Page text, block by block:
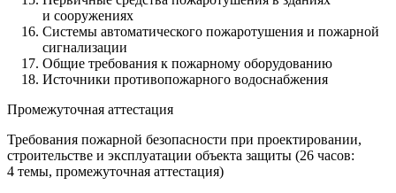
и сооружениях
Системы автоматического пожаротушения и пожарной
сигнализации
Общие требования к пожарному оборудованию
Источники противопожарного водоснабжения
Промежуточная аттестация
Требования пожарной безопасности при проектировании,
строительстве и эксплуатации объекта защиты (26 часов:
4 темы, промежуточная аттестация)